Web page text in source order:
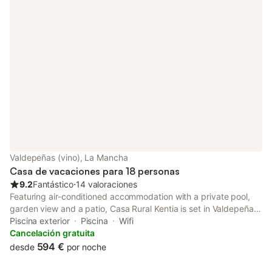
Valdepeñas (vino), La Mancha
Casa de vacaciones para 18 personas
9.2Fantástico⋅14 valoraciones
Featuring air-conditioned accommodation with a private pool,
garden view and a patio, Casa Rural Kentia is set in Valdepeñas.
Boasting a shared kitchen, this property also provides guests
with a picnic area.
Piscina exterior Piscina
Wifi
Cancelación gratuita
desde 594 € por noche